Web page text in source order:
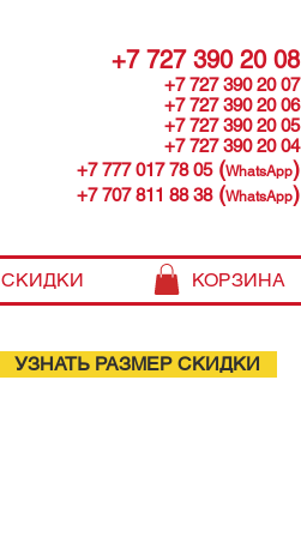
+7 727 390 20 08
+7 727 390 20 07
+7 727 390 20 06
+7 727 390 20 05
+7 727 390 20 04
+7 777 017 78 05(WhatsApp)
+7 707 811 88 38(WhatsApp)
СКИДКИ КОРЗИНА
УЗНАТЬ РАЗМЕР СКИДКИ